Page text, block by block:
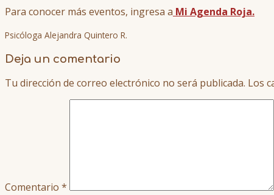
Para conocer más eventos, ingresa a Mi Agenda Roja.
Psicóloga Alejandra Quintero R.
Deja un comentario
Tu dirección de correo electrónico no será publicada. Los
Comentario *